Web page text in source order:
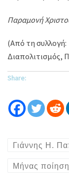
Παραμονή
(Από τη συλλογή:
Διαπολιτισμός,
Share:
Γιάννης Η.
Μήνας